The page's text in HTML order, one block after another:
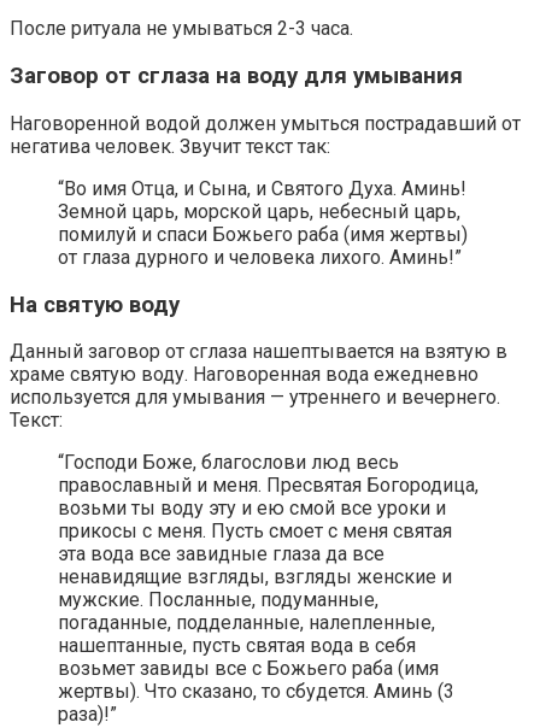
После ритуала не умываться 2-3 часа.
Заговор от сглаза на воду для умывания
Наговоренной водой должен умыться пострадавший от
негатива человек. Звучит текст так:
“Во имя Отца, и Сына, и Святого Духа. Аминь!
Земной царь, морской царь, небесный царь,
помилуй и спаси Божьего раба (имя жертвы)
от глаза дурного и человека лихого. Аминь!”
На святую воду
Данный заговор от сглаза нашептывается на взятую в
храме святую воду. Наговоренная вода ежедневно
используется для умывания — утреннего и вечернего.
Текст:
“Господи Боже, благослови люд весь
православный и меня. Пресвятая Богородица,
возьми ты воду эту и ею смой все уроки и
прикосы с меня. Пусть смоет с меня святая
эта вода все завидные глаза да все
ненавидящие взгляды, взгляды женские и
мужские. Посланные, подуманные,
погаданные, подделанные, налепленные,
нашептанные, пусть святая вода в себя
возьмет завиды все с Божьего раба (имя
жертвы). Что сказано, то сбудется. Аминь (3
раза)!”